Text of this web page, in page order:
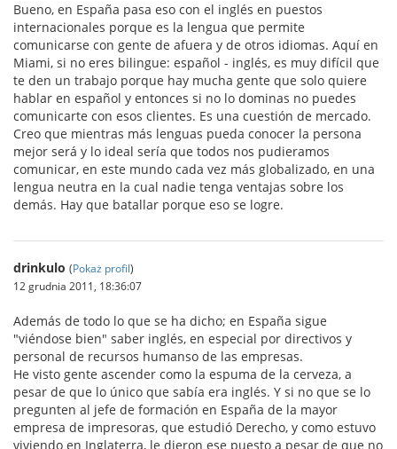
Bueno, en España pasa eso con el inglés en puestos
internacionales porque es la lengua que permite
comunicarse con gente de afuera y de otros idiomas. Aquí en
Miami, si no eres bilingue: español - inglés, es muy difícil que
te den un trabajo porque hay mucha gente que solo quiere
hablar en español y entonces si no lo dominas no puedes
comunicarte con esos clientes. Es una cuestión de mercado.
Creo que mientras más lenguas pueda conocer la persona
mejor será y lo ideal sería que todos nos pudieramos
comunicar, en este mundo cada vez más globalizado, en una
lengua neutra en la cual nadie tenga ventajas sobre los
demás. Hay que batallar porque eso se logre.
drinkulo (Pokaż profil)
12 grudnia 2011, 18:36:07
Además de todo lo que se ha dicho; en España sigue
"viéndose bien" saber inglés, en especial por directivos y
personal de recursos humanso de las empresas.
He visto gente ascender como la espuma de la cerveza, a
pesar de que lo único que sabía era inglés. Y si no que se lo
pregunten al jefe de formación en España de la mayor
empresa de impresoras, que estudió Derecho, y como estuvo
viviendo en Inglaterra, le dieron ese puesto a pesar de que no